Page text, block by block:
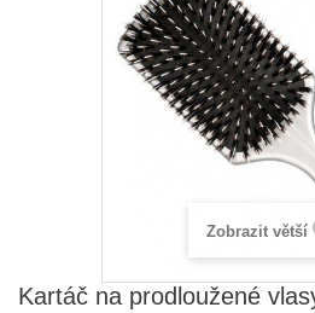
Zobrazit větší
Kartáč na prodloužené